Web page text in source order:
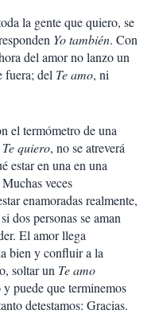
la gente que quiero, se
Yo también. Con
del amor no lanzo un
fuera; del Te amo, ni
el termómetro de una
Te quiero, no se atreverá
estar en una en una
veces
enamoradas realmente,
dos personas se aman
El amor llega
bien y confluir a la
soltar un Te amo
puede que terminemos
detestamos: Gracias.